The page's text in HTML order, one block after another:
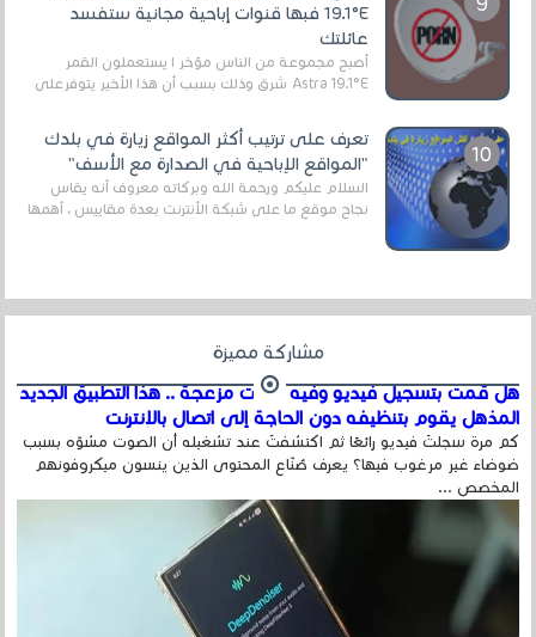
19.1°E فبها قنوات إباحية مجانية ستفسد
عائلتك
أصبح مجموعة من الناس مؤخر ا يستعملون القمر
Astra 19.1°E شرق وذلك بسبب أن هذا الأخير يتوفرعلى
تعرف على ترتيب أكثر المواقع زيارة في بلدك
"المواقع الإباحية في الصدارة مع الأسف"
السلام عليكم ورحمة الله وبركاته معروف أنه يقاس
نجاح موقع ما على شبكة الأنترنت بعدة مقاييس ، أهمها
مشاركة مميزة
هل قمت بتسجيل فيديو وفيه أصوت مزعجة .. هذا التطبيق الجديد
المذهل يقوم بتنظيفه دون الحاجة إلى اتصال بالإنترنت
كم مرة سجلتَ فيديو رائعًا ثم اكتشفتَ عند تشغيله أن الصوت مشوّه بسبب
ضوضاء غير مرغوب فيها؟ يعرف صُنّاع المحتوى الذين ينسون ميكروفونهم
المخصص ...